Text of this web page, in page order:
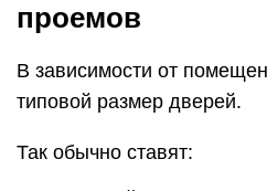
проемов
В зависимости от
типовой размер дверей.
Так обычно ставят: